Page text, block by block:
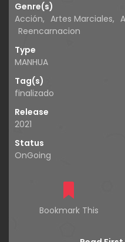
Genre(s)
Acción, Artes Marciales,
Reencarnacion
Type
MANHUA
Tag(s)
finalizado
Release
2021
Status
OnGoing
Bookmark This